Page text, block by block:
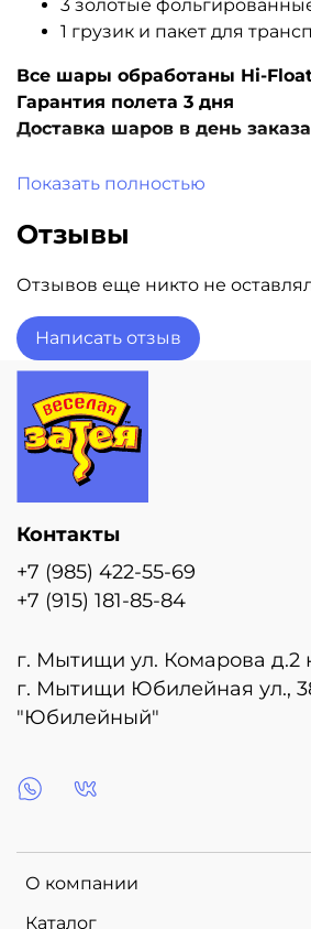
3 золотые
1 грузик и пакет для
Все шары обработаны Hi-
Гарантия полета 3 дня
Доставка шаров в день
Показать полностью
Отзывы
Отзывов еще никто не
Написать отзыв
О компании
Каталог
Контакты
+7 (985) 422-55-69
+7 (915) 181-85-84
г. Мытищи ул. Комарова д.2
г. Мытищи Юбилейная ул.,
"Юбилейный"